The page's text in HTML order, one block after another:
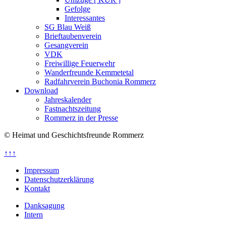
Gefolge
Interessantes
SG Blau Weiß
Brieftaubenverein
Gesangverein
VDK
Freiwillige Feuerwehr
Wanderfreunde Kemmetetal
Radfahrverein Buchonia Rommerz
Download
Jahreskalender
Fastnachtszeitung
Rommerz in der Presse
© Heimat und Geschichtsfreunde Rommerz
↑↑↑
Impressum
Datenschutzerklärung
Kontakt
Danksagung
Intern